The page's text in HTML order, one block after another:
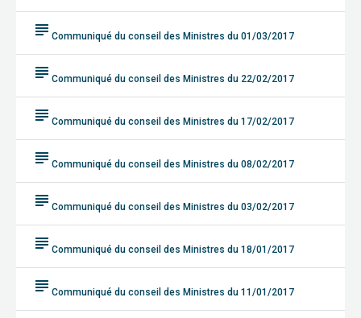
subject Communiqué du conseil des Ministres du 01/03/2017
subject Communiqué du conseil des Ministres du 22/02/2017
subject Communiqué du conseil des Ministres du 17/02/2017
subject Communiqué du conseil des Ministres du 08/02/2017
subject Communiqué du conseil des Ministres du 03/02/2017
subject Communiqué du conseil des Ministres du 18/01/2017
subject Communiqué du conseil des Ministres du 11/01/2017